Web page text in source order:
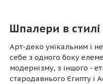
Шпалери в
Арт-деко унікальним і
себе з одного боку
модернізму, з іншого -
стародавнього Єгипту і